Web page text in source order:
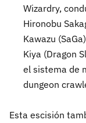
Wizardry,
Hironobu
Kawazu
Kiya (Dragon
el sistema de
dungeon
Esta escisión